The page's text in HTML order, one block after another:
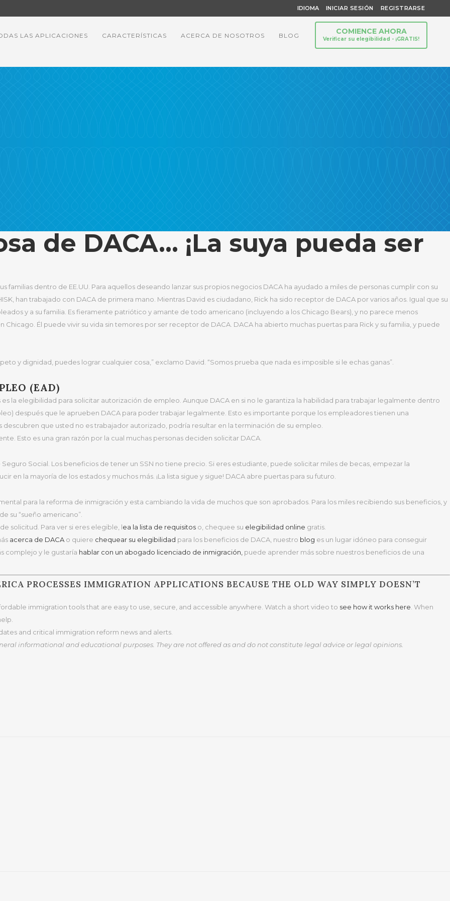
IDIOMA INICIAR SESIÓN REGISTRARSE
COMIENCE AHORA
Verificar su elegibilidad - ¡GRATIS!
LAS APLICACIONES CARACTERÍSTICAS ACERCA DE NOSOTROS BLOG
de DACA… ¡La suya pueda ser
de DACA… ¡La suya pueda ser
los Llegados en la Infancia), usted probablemente es, o conoce a alguien elegible para solicitar. El proceso suele a parecer
Acción Diferida. No hay duda de que DACA ha mejorado la vida de muchos dentro de EE.UU. ¡Su historia con DACA puede ser la
de DACA y para saber como usted también puede solicitar hoy día.
familias dentro de EE.UU. Para aquellos deseando lanzar sus propios negocios DACA ha ayudado a miles de personas cumplir con su
han trabajado con DACA de primera mano. Mientras David es ciudadano, Rick ha sido receptor de DACA por varios años. Igual que su
y a su familia. Es fieramente patriótico y amante de todo americano (incluyendo a los Chicago Bears), y no parece menos
Él puede vivir su vida sin temores por ser receptor de DACA. DACA ha abierto muchas puertas para Rick y su familia, y puede
y dignidad, puedes lograr cualquier cosa,” exclamo David. “Somos prueba que nada es imposible si le echas ganas”.
(EAD)
la elegibilidad para solicitar autorización de empleo. Aunque DACA en si no le garantiza la habilidad para trabajar legalmente dentro
después que le aprueben DACA para poder trabajar legalmente. Esto es importante porque los empleadores tienen una
que usted no es trabajador autorizado, podría resultar en la terminación de su empleo.
Esto es una gran razón por la cual muchas personas deciden solicitar DACA.
Social. Los beneficios de tener un SSN no tiene precio. Si eres estudiante, puede solicitar miles de becas, empezar la
en la mayoría de los estados y muchos más. ¡La lista sigue y sigue! DACA abre puertas para su futuro.
para la reforma de inmigración y esta cambiando la vida de muchos que son aprobados. Para los miles recibiendo sus beneficios, y
su “sueño americano”.
solicitud. Para ver si eres elegible, lea la lista de requisitos o, chequee su elegibilidad online gratis.
acerca de DACA o quiere chequear su elegibilidad para los beneficios de DACA, nuestro blog es un lugar idóneo para conseguir
complejo y le gustaría hablar con un abogado licenciado de inmigración, puede aprender más sobre nuestros beneficios de una
PROCESSES IMMIGRATION APPLICATIONS BECAUSE THE OLD WAY SIMPLY DOESN’T
immigration tools that are easy to use, secure, and accessible anywhere. Watch a short video to see how it works here . When
and critical immigration reform news and alerts.
informational and educational purposes. They are not offered as and do not constitute legal advice or legal opinions.